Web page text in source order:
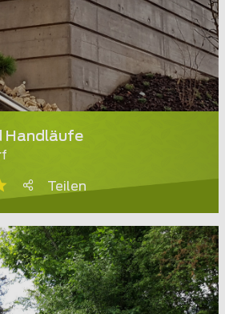
Handläufe
Teilen